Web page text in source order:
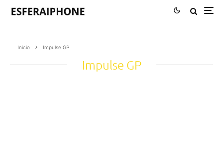
Inicio Impulse GP
Impulse GP